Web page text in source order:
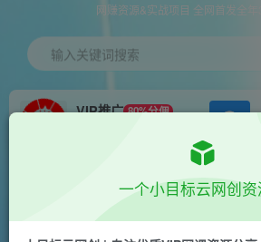
网赚资源&实战项目 全网首发全年
输入关键词搜索
VIP推广 80%分佣
会员专属 正文
（7114期）暴利项目，快手引
一个小目标云网创资